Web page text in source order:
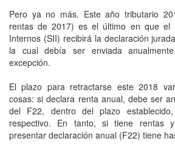
Pero ya no más. Este año tributario
rentas de 2017) es el último en que el
Internos (SII) recibirá la declaración
la cual debía ser enviada
excepción.
El plazo para retractarse este 2018
cosas: si declara renta anual, debe ser
del F22, dentro del plazo
respectivo. En tanto, si tiene rentas
presentar declaración anual (F22) tiene